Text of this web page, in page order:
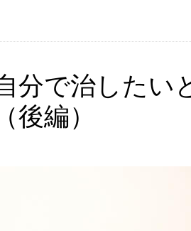
分で治したい
後編）